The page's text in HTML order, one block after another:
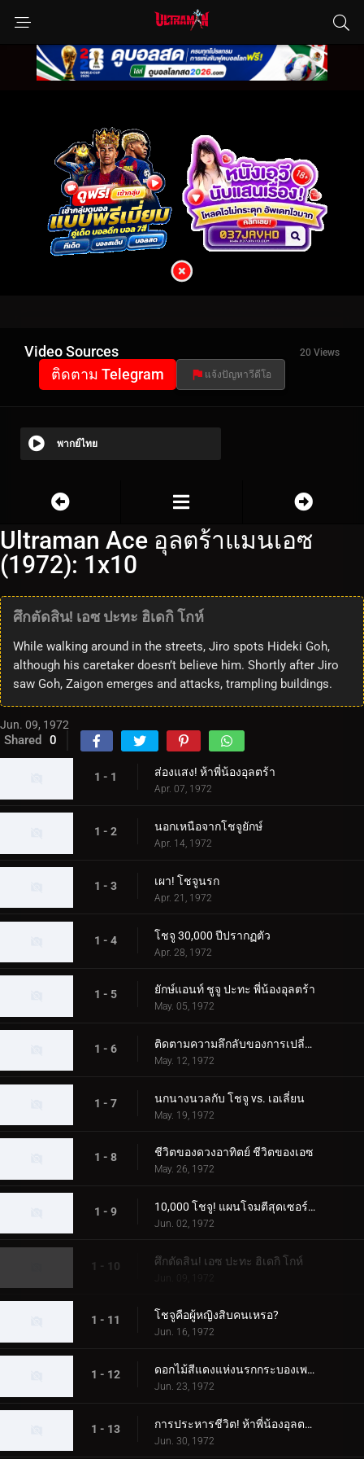
Video Sources 20 Views
ติดตาม Telegram แจ้งปัญหาวีดีโอ
พากย์ไทย
Ultraman Ace อุลตร้าแมนเอซ
(1972): 1x10
ศึกตัดสิน! เอซ ปะทะ ฮิเดกิ โกห์
While walking around in the streets, Jiro spots Hideki Goh,
although his caretaker doesn’t believe him. Shortly after Jiro
saw Goh, Zaigon emerges and attacks, trampling buildings.
Jun. 09, 1972
Shared 0
1 - 1 ส่องแสง! ห้าพี่น้องอุลตร้า
Apr. 07, 1972
1 - 2 นอกเหนือจากโชจูยักษ์
Apr. 14, 1972
1 - 3 เผา! โชจูนรก
Apr. 21, 1972
1 - 4 โชจู 30,000 ปีปรากฏตัว
Apr. 28, 1972
1 - 5 ยักษ์แอนท์ ชูจู ปะทะ พี่น้องอุลตร้า
May. 05, 1972
1 - 6 ติดตามความลึกลับของการเปลี่ยนแปลง Chouju
May. 12, 1972
1 - 7 นกนางนวลกับ โชจู vs. เอเลี่ยน
May. 19, 1972
1 - 8 ชีวิตของดวงอาทิตย์ ชีวิตของเอซ
May. 26, 1972
1 - 9 10,000 โชจู! แผนโจมตีสุดเซอร์ไพรส์
Jun. 02, 1972
1 - 10 ศึกตัดสิน! เอซ ปะทะ ฮิเดกิ โกห์
Jun. 09, 1972
1 - 11 โชจูคือผู้หญิงสิบคนเหรอ?
Jun. 16, 1972
1 - 12 ดอกไม้สีแดงแห่งนรกกระบองเพชร
Jun. 23, 1972
1 - 13 การประหารชีวิต! ห้าพี่น้องอุลตร้า
Jun. 30, 1972